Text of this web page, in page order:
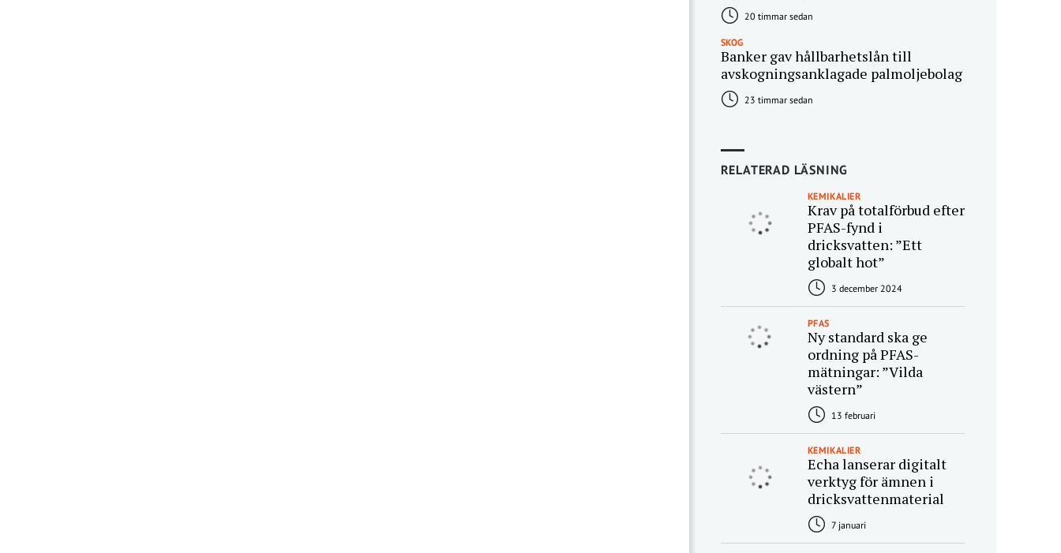
20 timmar sedan
SKOG
Banker gav hållbarhetslån till
avskogningsanklagade palmoljebolag
23 timmar sedan
RELATERAD LÄSNING
KEMIKALIER
Krav på totalförbud efter
PFAS-fynd i
dricksvatten: ”Ett
globalt hot”
3 december 2024
PFAS
Ny standard ska ge
ordning på PFAS-
mätningar: ”Vilda
västern”
13 februari
KEMIKALIER
Echa lanserar digitalt
verktyg för ämnen i
dricksvattenmaterial
7 januari